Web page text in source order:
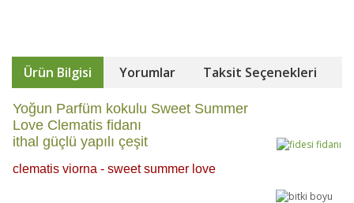
Ürün Bilgisi Yorumlar Taksit Seçenekleri
Yoğun Parfüm kokulu Sweet Summer
Love Clematis fidanı
ithal güçlü yapılı çeşit
clematis viorna - sweet summer love